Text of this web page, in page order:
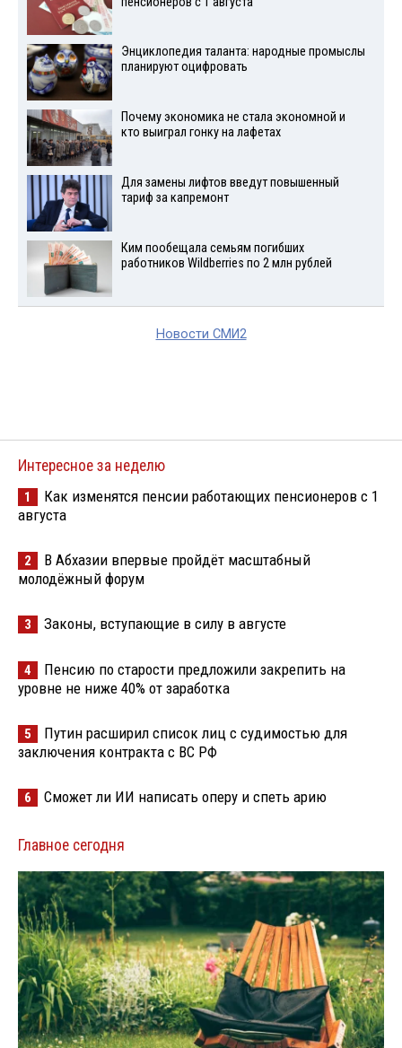
Энциклопедия таланта: народные промыслы
планируют оцифровать
Почему экономика не стала экономной и
кто выиграл гонку на лафетах
Для замены лифтов введут повышенный
тариф за капремонт
Ким пообещала семьям погибших
работников Wildberries по 2 млн рублей
Новости СМИ2
Интересное за неделю
1
Как изменятся пенсии работающих пенсионеров с 1
августа
2
В Абхазии впервые пройдёт масштабный
молодёжный форум
3 Законы, вступающие в силу в августе
4
Пенсию по старости предложили закрепить на
уровне не ниже 40% от заработка
5
Путин расширил список лиц с судимостью для
заключения контракта с ВС РФ
6 Сможет ли ИИ написать оперу и спеть арию
Главное сегодня